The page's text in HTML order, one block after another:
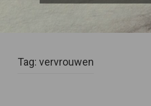
Tag: vervrouwen